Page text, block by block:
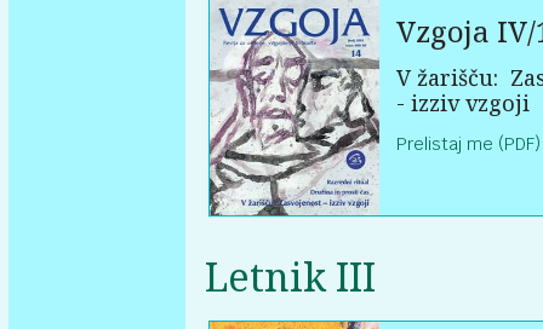
Vzgoja IV/
V žarišču:
- izziv vzgoji
Prelistaj me (PDF)
Letnik III